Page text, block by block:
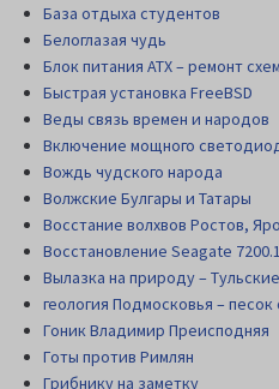
База отдыха студентов
Белоглазая чудь
Блок питания АТХ – ремонт
Быстрая установка FreeBSD
Веды связь времен и народов
Включение мощного
Вождь чудского народа
Волжские Булгары и Татары
Восстание волхвов Ростов,
Восстановление Seagate
Вылазка на природу –
геология Подмосковья –
Гоник Владимир Преисподняя
Готы против Римлян
Грибнику на заметку